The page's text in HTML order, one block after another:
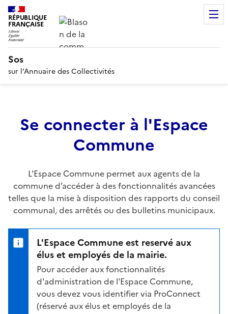
RÉPUBLIQUE
FRANÇAISE
Sos
sur l’Annuaire des Collectivités
Se connecter à l'Espace
Commune
L'Espace Commune permet aux agents de la
commune d’accéder à des fonctionnalités avancées
telles que la mise à disposition des rapports du conseil
communal, des arrêtés ou des bulletins municipaux.
L'Espace Commune est reservé aux
élus et employés de la mairie.
Pour accéder aux fonctionnalités
d'administration de l'Espace Commune,
vous devez vous identifier via ProConnect
(réservé aux élus et employés de la